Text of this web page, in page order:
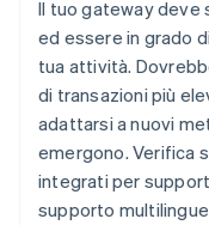
Il tuo gateway deve
ed essere in grado
tua attività.
di transazioni più
adattarsi a nuovi
emergono. Verifica
integrati per
supporto